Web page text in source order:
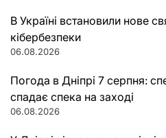
В Україні встановили нове
кібербезпеки
06.08.2026
Погода в Дніпрі 7 серпня:
спадає спека на заході
06.08.2026